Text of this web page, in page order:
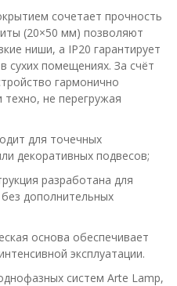
сочетает прочность
(20×50 мм) позволяют
ниши, а IP20 гарантирует
сухих помещениях. За счёт
гармонично
техно, не перегружая
для точечных
декоративных подвесов;
разработана для
дополнительных
основа обеспечивает
эксплуатации.
систем Arte Lamp,